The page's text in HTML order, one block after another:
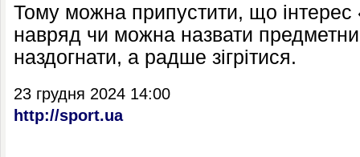
Тому можна припустити, що
навряд чи можна назвати
наздогнати, а радше зігрітися.
23 грудня 2024 14:00
http://sport.ua